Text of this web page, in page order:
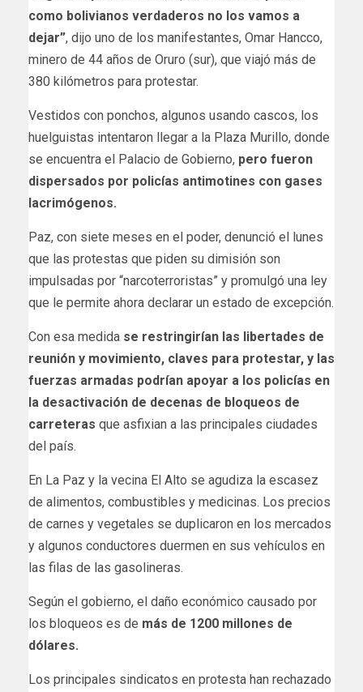
como bolivianos verdaderos no los vamos a
dejar”, dijo uno de los manifestantes, Omar Hancco,
minero de 44 años de Oruro (sur), que viajó más de
380 kilómetros para protestar.
Vestidos con ponchos, algunos usando cascos, los
huelguistas intentaron llegar a la Plaza Murillo, donde
se encuentra el Palacio de Gobierno, pero fueron
dispersados por policías antimotines con gases
lacrimógenos.
Paz, con siete meses en el poder, denunció el lunes
que las protestas que piden su dimisión son
impulsadas por “narcoterroristas” y promulgó una ley
que le permite ahora declarar un estado de excepción.
Con esa medida se restringirían las libertades de
reunión y movimiento, claves para protestar, y las
fuerzas armadas podrían apoyar a los policías en
la desactivación de decenas de bloqueos de
carreteras que asfixian a las principales ciudades
del país.
En La Paz y la vecina El Alto se agudiza la escasez
de alimentos, combustibles y medicinas. Los precios
de carnes y vegetales se duplicaron en los mercados
y algunos conductores duermen en sus vehículos en
las filas de las gasolineras.
Según el gobierno, el daño económico causado por
los bloqueos es de más de 1200 millones de
dólares.
Los principales sindicatos en protesta han rechazado